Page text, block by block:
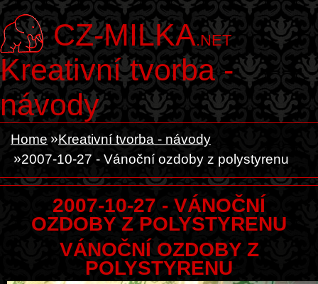
CZ-MILKA.NET
Kreativní tvorba -
návody
Home
Kreativní tvorba - návody
2007-10-27 - Vánoční ozdoby z polystyrenu
2007-10-27 - VÁNOČNÍ
OZDOBY Z POLYSTYRENU
VÁNOČNÍ OZDOBY Z
POLYSTYRENU